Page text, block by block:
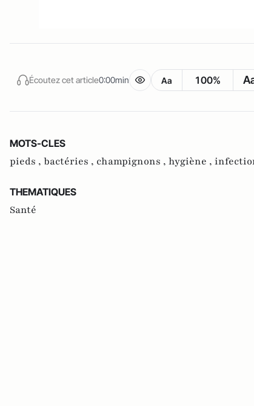
Écoutez cet article0:00min Aa 100%
MOTS-CLES
pieds , bactéries , champignons , hygiène ,
THEMATIQUES
Santé